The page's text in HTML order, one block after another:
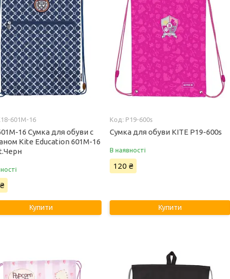
601M-16
16 Сумка для обуви с
Kite Education 601M-16
Купити
P19-600s
Сумка для обуви KITE P19-600s
В наявності
120 ₴
Купити